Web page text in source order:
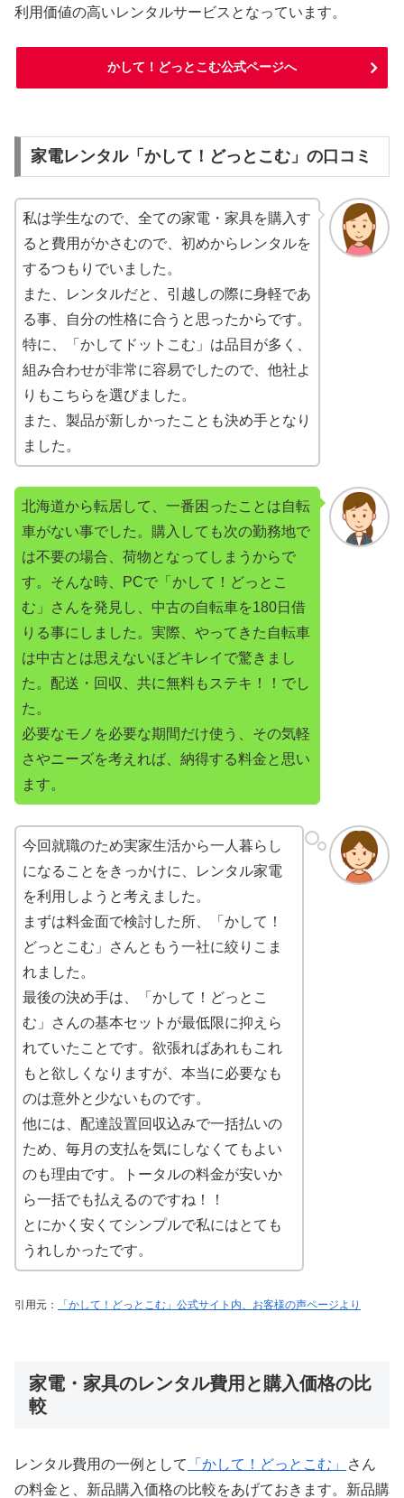
利用価値の高いレンタルサービスとなっています。
かして！どっとこむ公式ページへ
家電レンタル「かして！どっとこむ」の口コミ
私は学生なので、全ての家電・家具を購入す
ると費用がかさむので、初めからレンタルを
するつもりでいました。
また、レンタルだと、引越しの際に身軽であ
る事、自分の性格に合うと思ったからです。
特に、「かしてドットこむ」は品目が多く、
組み合わせが非常に容易でしたので、他社よ
りもこちらを選びました。
また、製品が新しかったことも決め手となり
ました。
北海道から転居して、一番困ったことは自転
車がない事でした。購入しても次の勤務地で
は不要の場合、荷物となってしまうからで
す。そんな時、PCで「かして！どっとこ
む」さんを発見し、中古の自転車を180日借
りる事にしました。実際、やってきた自転車
は中古とは思えないほどキレイで驚きまし
た。配送・回収、共に無料もステキ！！でし
た。
必要なモノを必要な期間だけ使う、その気軽
さやニーズを考えれば、納得する料金と思い
ます。
今回就職のため実家生活から一人暮らし
になることをきっかけに、レンタル家電
を利用しようと考えました。
まずは料金面で検討した所、「かして！
どっとこむ」さんともう一社に絞りこま
れました。
最後の決め手は、「かして！どっとこ
む」さんの基本セットが最低限に抑えら
れていたことです。欲張ればあれもこれ
もと欲しくなりますが、本当に必要なも
のは意外と少ないものです。
他には、配達設置回収込みで一括払いの
ため、毎月の支払を気にしなくてもよい
のも理由です。トータルの料金が安いか
ら一括でも払えるのですね！！
とにかく安くてシンプルで私にはとても
うれしかったです。
引用元： 「かして！どっとこむ」公式サイト内、お客様の声ページより
家電・家具のレンタル費用と購入価格の比
較
レンタル費用の一例として 「かして！どっとこむ」
さん
の料金と、新品購入価格の比較をあげておきます。新品購